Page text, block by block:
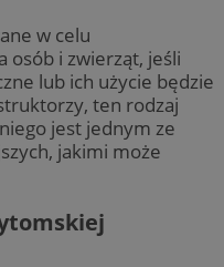
w celu
osób i zwierząt, jeśli
lub ich użycie będzie
ten rodzaj
jest jednym ze
jakimi może